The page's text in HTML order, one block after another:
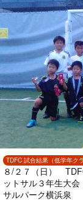
TDFC 試合結果（低学年ク
８/２７（日）
ットサル３年生
サルパーク横浜泉